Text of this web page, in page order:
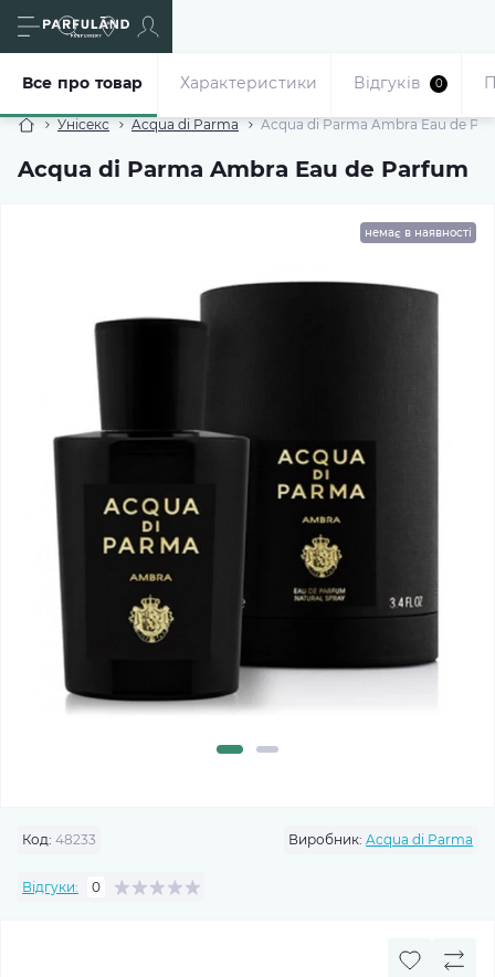
Унісекс Acqua di Parma Acqua di Parma Ambra Eau de
Acqua di Parma Ambra Eau de Parfum
Все про товар Характеристики Відгуків 0
немає в наявності
Код: 48233 Виробник: Acqua di Parma
Відгуки: 0